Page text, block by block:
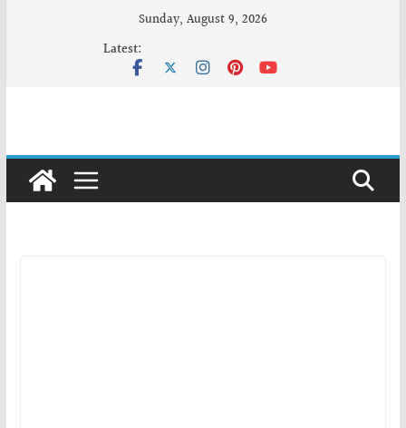
Sunday, August 9, 2026
Latest: